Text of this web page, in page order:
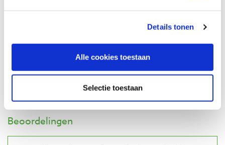
Details tonen
Alle cookies toestaan
Selectie toestaan
Losse tips voor starbond lijm, 10 stuks
€ 4,40 incl. btw
€ 3,64 excl. btw
Vergelijken
Beoordelingen